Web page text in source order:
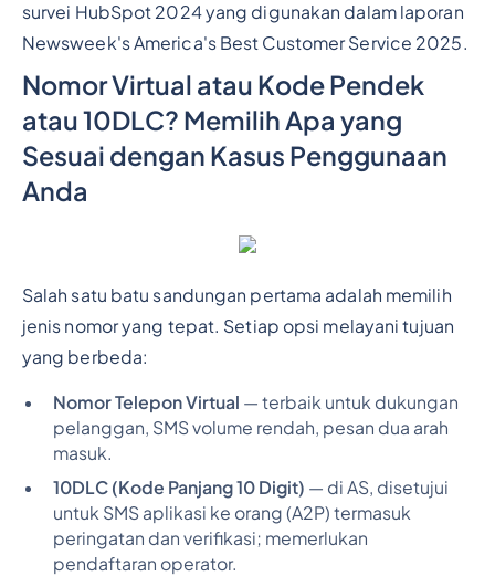
survei HubSpot 2024 yang digunakan dalam laporan
Newsweek's America's Best Customer Service 2025.
Nomor Virtual atau Kode Pendek
atau 10DLC? Memilih Apa yang
Sesuai dengan Kasus Penggunaan
Anda
Salah satu batu sandungan pertama adalah memilih
jenis nomor yang tepat. Setiap opsi melayani tujuan
yang berbeda:
Nomor Telepon Virtual — terbaik untuk dukungan
pelanggan, SMS volume rendah, pesan dua arah
masuk.
10DLC (Kode Panjang 10 Digit) — di AS, disetujui
untuk SMS aplikasi ke orang (A2P) termasuk
peringatan dan verifikasi; memerlukan
pendaftaran operator.